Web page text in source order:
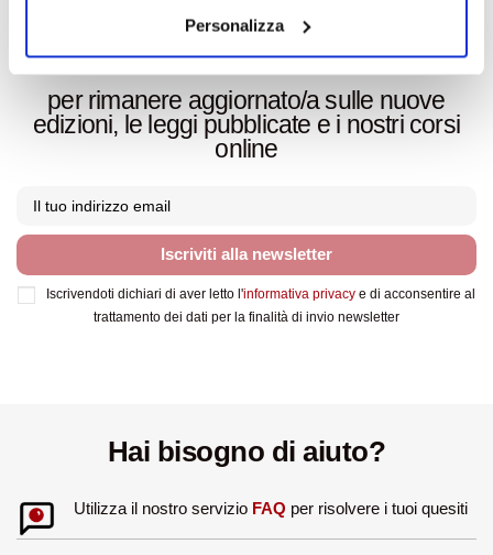
Personalizza
Iscriviti alla newsletter
per rimanere aggiornato/a sulle nuove
edizioni, le leggi pubblicate e i nostri corsi
online
Iscriviti alla newsletter
Iscrivendoti dichiari di aver letto l'informativa privacy e di acconsentire al
trattamento dei dati per la finalità di invio newsletter
Hai bisogno di aiuto?
Utilizza il nostro servizio FAQ per risolvere i tuoi quesiti